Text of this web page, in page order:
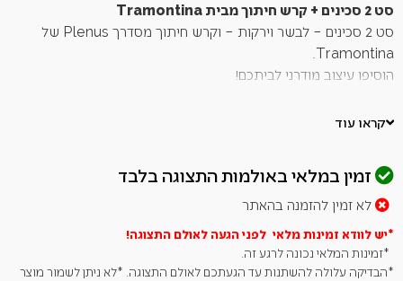
סט 2 סכינים + קרש חיתוך מבית Tramontina
סט 2 סכינים – לבשר וירקות – וקרש חיתוך מסדרך Plenus של
Tramontina.
הוסיפו עיצוב מודרני לביתכם!
• להבים מנירוסטה
• קרש חיתוך מפוליפרופילן
תכולה:
סכין פירות וירקות 3" – 18.6 ס"מ אורך
סכין שף 7" – 29.9 ס"מ אורך
קרש חיתוך
קראו עוד
זמין במלאי באולמות התצוגה בלבד
לא זמין להזמנה בהאתר
*יש לוודא זמינות מלאי לפני הגעה לאולם התצוגה!
*זמינות המלאי נכונה לרגע זה.
*הבדיקה עלולה להשתנות עד הגעתכם לאולם התצוגה. *לא ניתן לשמור מוצר